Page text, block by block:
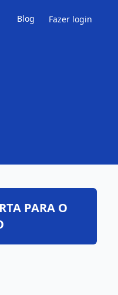
Blog Fazer login
PARA O